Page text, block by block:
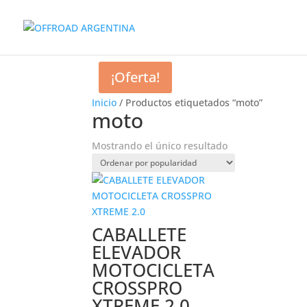
Inicio / Productos etiquetados “moto”
moto
Mostrando el único resultado
¡Oferta!
CABALLETE
ELEVADOR
MOTOCICLETA
CROSSPRO